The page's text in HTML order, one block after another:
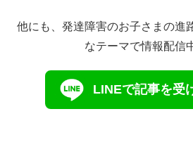
他にも、発達障害のお子さまの進
なテーマで情報配信
LINEで記事を受